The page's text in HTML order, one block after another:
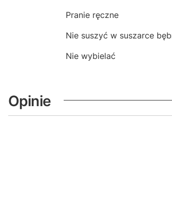
Pranie ręczne
Nie suszyć w suszarce
Nie wybielać
Opinie